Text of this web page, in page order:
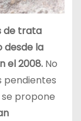
de trata
desde la
el 2008.No
pendientes
propone